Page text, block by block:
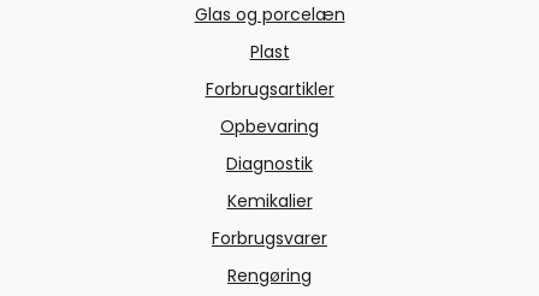
Glas og porcelæn
Plast
Forbrugsartikler
Opbevaring
Diagnostik
Kemikalier
Forbrugsvarer
Rengøring